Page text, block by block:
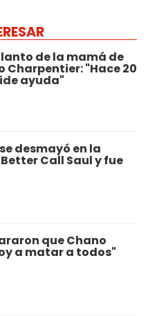
de la mamá de
Charpentier: "Hace 20
ayuda"
desmayó en la
Call Saul y fue
que Chano
a matar a todos"